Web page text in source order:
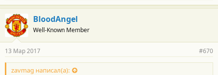
а
г
о
д
а
н
о
с
BloodAngel
Well-Known Member
13 Мар 2017 #670
zavmag написал(а):